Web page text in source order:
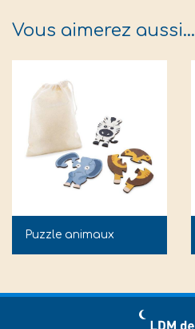
Vous aimerez aussi…
Puzzle animaux